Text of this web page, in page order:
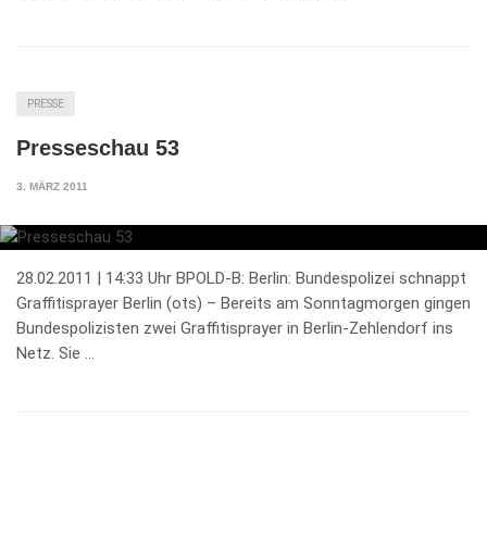
PRESSE
Presseschau 53
3. MÄRZ 2011
28.02.2011 | 14:33 Uhr BPOLD-B: Berlin: Bundespolizei schnappt
Graffitisprayer Berlin (ots) – Bereits am Sonntagmorgen gingen
Bundespolizisten zwei Graffitisprayer in Berlin-Zehlendorf ins
Netz. Sie …